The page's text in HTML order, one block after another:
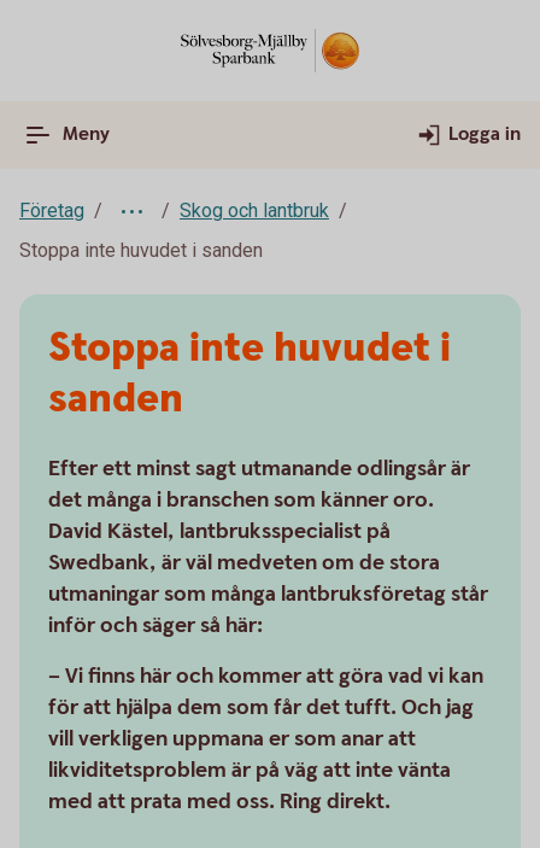
Meny Logga in
Företag
Skog och lantbruk
Stoppa inte huvudet i sanden
Stoppa inte huvudet i
sanden
Efter ett minst sagt utmanande odlingsår är
det många i branschen som känner oro.
David Kästel, lantbruksspecialist på
Swedbank, är väl medveten om de stora
utmaningar som många lantbruksföretag står
inför och säger så här:
– Vi finns här och kommer att göra vad vi kan
för att hjälpa dem som får det tufft. Och jag
vill verkligen uppmana er som anar att
likviditetsproblem är på väg att inte vänta
med att prata med oss. Ring direkt.